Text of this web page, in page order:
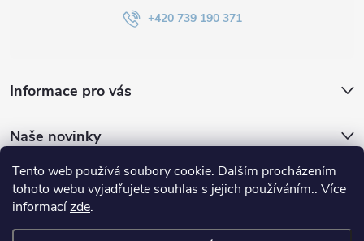
Tento web používá soubory cookie. Dalším procházením
tohoto webu vyjadřujete souhlas s jejich používáním.. Více
informacízde.
Informace pro vás
Naše novinky
+420 739 190 371
Bachovy kapky Esencie Bachove.sk